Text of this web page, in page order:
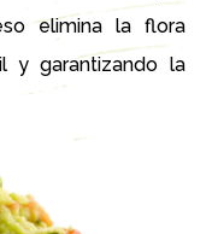
elimina la flora
y garantizando la